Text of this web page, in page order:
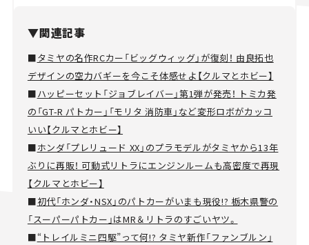
▼関連記事
■タミヤの名作RCカー「ビッグウィッグ」が復刻！ 由良拓也
デザインの空力バギーを今こそ体感せよ【クルマとホビー】
■ハッピーセット「ジョブレイバー」第1弾が発売！ トミカ発
の「GT-R パトカー」「モリタ 消防車」など変形ロボがカッコ
いい【クルマとホビー】
■ホンダ「プレリュード XX」のプラモデルがタミヤから13年
ぶりに再販！ 可動式リトラにエンジンルームも高密度で再現
【クルマとホビー】
■初代「ホンダ・NSX」のパトカーがいまも現役!? 栃木県警の
「スーパーパトカー」はMR＆リトラのすごいヤツ。
■“トレイルミニ四駆”って何!? タミヤ新作「ファンブルン」